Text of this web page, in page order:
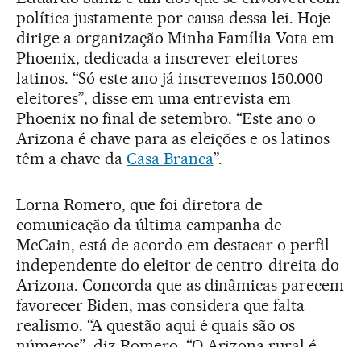
política justamente por causa dessa lei. Hoje
dirige a organização Minha Família Vota em
Phoenix, dedicada a inscrever eleitores
latinos. “Só este ano já inscrevemos 150.000
eleitores”, disse em uma entrevista em
Phoenix no final de setembro. “Este ano o
Arizona é chave para as eleições e os latinos
têm a chave da Casa Branca”.
Lorna Romero, que foi diretora de
comunicação da última campanha de
McCain, está de acordo em destacar o perfil
independente do eleitor de centro-direita do
Arizona. Concorda que as dinâmicas parecem
favorecer Biden, mas considera que falta
realismo. “A questão aqui é quais são os